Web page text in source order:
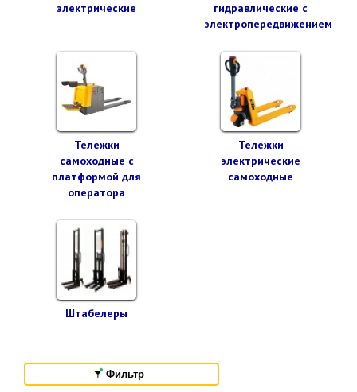
электрические
гидравлические с
электропередвижением
Тележки
самоходные с
платформой для
оператора
Тележки
электрические
самоходные
Штабелеры
Фильтр